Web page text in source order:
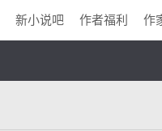
新小说吧 作者福利 作